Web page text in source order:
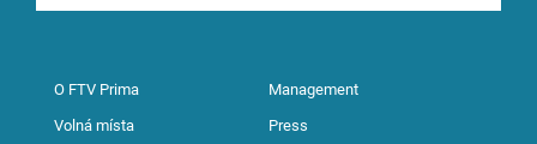
O FTV Prima Management
Volná místa Press